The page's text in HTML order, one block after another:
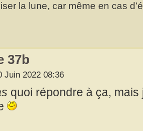
la lune, car même en cas
37b
Juin 2022 08:36
quoi répondre à ça,